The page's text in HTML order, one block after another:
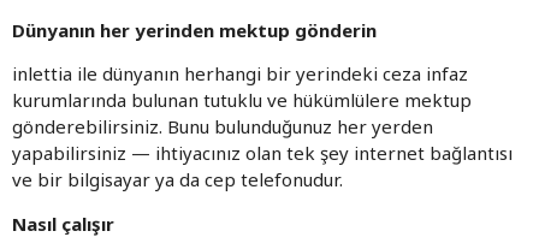
Dünyanın her yerinden mektup gönderin
inlettia ile dünyanın herhangi bir yerindeki ceza infaz
kurumlarında bulunan tutuklu ve hükümlülere mektup
gönderebilirsiniz. Bunu bulunduğunuz her yerden
yapabilirsiniz — ihtiyacınız olan tek şey internet bağlantısı
ve bir bilgisayar ya da cep telefonudur.
Nasıl çalışır